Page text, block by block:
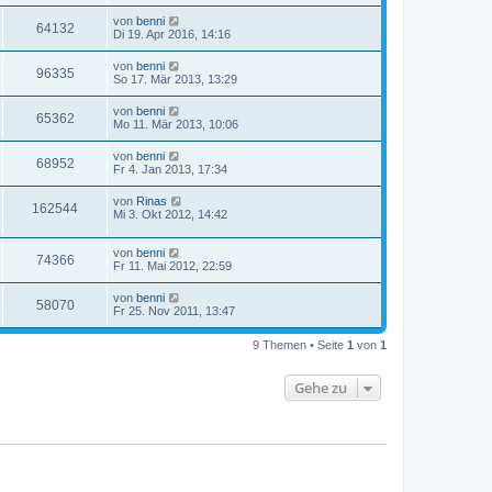
64132 von benni
Di 19. Apr 2016, 14:16
96335 von benni
So 17. Mär 2013, 13:29
65362 von benni
Mo 11. Mär 2013, 10:06
68952 von benni
Fr 4. Jan 2013, 17:34
162544 von Rinas
Mi 3. Okt 2012, 14:42
74366 von benni
Fr 11. Mai 2012, 22:59
58070 von benni
Fr 25. Nov 2011, 13:47
9 Themen • Seite 1 von 1
Gehe zu